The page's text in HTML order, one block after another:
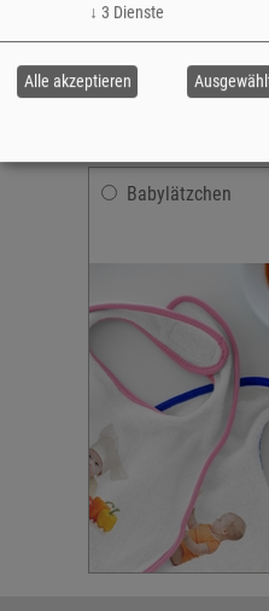
Grösse: 37 x 28
Bedruckbare
Babylätzchen
↓ 3 Dienste
Alle akzeptieren